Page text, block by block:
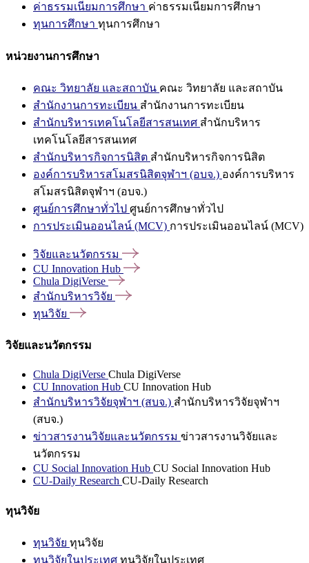
ค่าธรรมเนียมการศึกษา ค่าธรรมเนียมการศึกษา
ทุนการศึกษา ทุนการศึกษา
หน่วยงานการศึกษา
คณะ วิทยาลัย และสถาบัน คณะ วิทยาลัย และสถาบัน
สำนักงานการทะเบียน สำนักงานการทะเบียน
สำนักบริหารเทคโนโลยีสารสนเทศ สำนักบริหาร
เทคโนโลยีสารสนเทศ
สำนักบริหารกิจการนิสิต สำนักบริหารกิจการนิสิต
องค์การบริหารสโมสรนิสิตจุฬาฯ (อบจ.) องค์การบริหาร
สโมสรนิสิตจุฬาฯ (อบจ.)
ศูนย์การศึกษาทั่วไป ศูนย์การศึกษาทั่วไป
การประเมินออนไลน์ (MCV) การประเมินออนไลน์ (MCV)
วิจัยและนวัตกรรม
CU Innovation Hub
Chula DigiVerse
สำนักบริหารวิจัย
ทุนวิจัย
วิจัยและนวัตกรรม
Chula DigiVerse Chula DigiVerse
CU Innovation Hub CU Innovation Hub
สำนักบริหารวิจัยจุฬาฯ (สบจ.) สำนักบริหารวิจัยจุฬาฯ
(สบจ.)
ข่าวสารงานวิจัยและนวัตกรรม ข่าวสารงานวิจัยและ
นวัตกรรม
CU Social Innovation Hub CU Social Innovation Hub
CU-Daily Research CU-Daily Research
ทุนวิจัย
ทุนวิจัย ทุนวิจัย
ทุนวิจัยในประเทศ ทุนวิจัยในประเทศ